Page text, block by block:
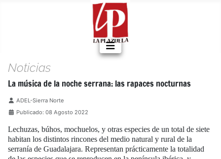
Noticias
La música de la noche serrana: las rapaces nocturnas
Detalles
ADEL-Sierra Norte
Publicado: 08 Agosto 2022
Lechuzas, búhos, mochuelos, y otras especies de un total de siete
habitan los distintos rincones del medio natural y rural de la
serranía de Guadalajara. Representan prácticamente la totalidad